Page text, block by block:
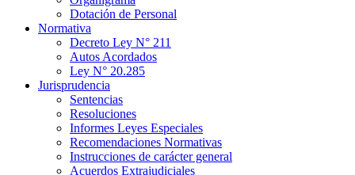
Dotación de Personal
Normativa
Decreto Ley N° 211
Autos Acordados
Ley N° 20.285
Jurisprudencia
Sentencias
Resoluciones
Informes Leyes Especiales
Recomendaciones Normativas
Instrucciones de carácter general
Acuerdos Extrajudiciales